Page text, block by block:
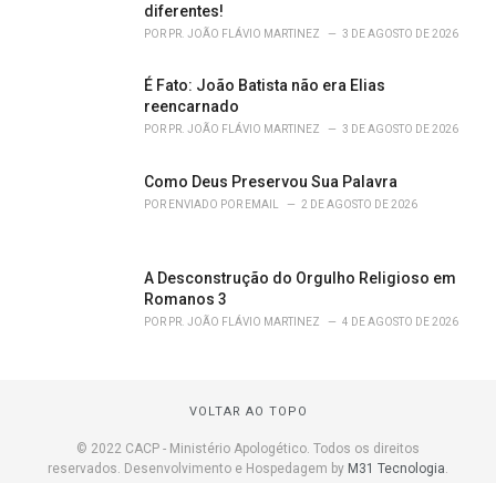
diferentes!
POR PR. JOÃO FLÁVIO MARTINEZ 3 DE AGOSTO DE 2026
É Fato: João Batista não era Elias
reencarnado
POR PR. JOÃO FLÁVIO MARTINEZ 3 DE AGOSTO DE 2026
Como Deus Preservou Sua Palavra
POR ENVIADO POR EMAIL 2 DE AGOSTO DE 2026
A Desconstrução do Orgulho Religioso em
Romanos 3
POR PR. JOÃO FLÁVIO MARTINEZ 4 DE AGOSTO DE 2026
VOLTAR AO TOPO
© 2022 CACP - Ministério Apologético. Todos os direitos
reservados. Desenvolvimento e Hospedagem by M31 Tecnologia.